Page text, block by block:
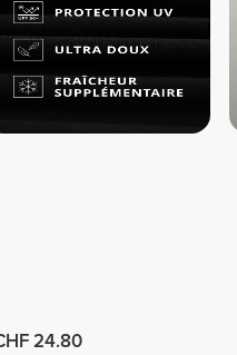
24.80